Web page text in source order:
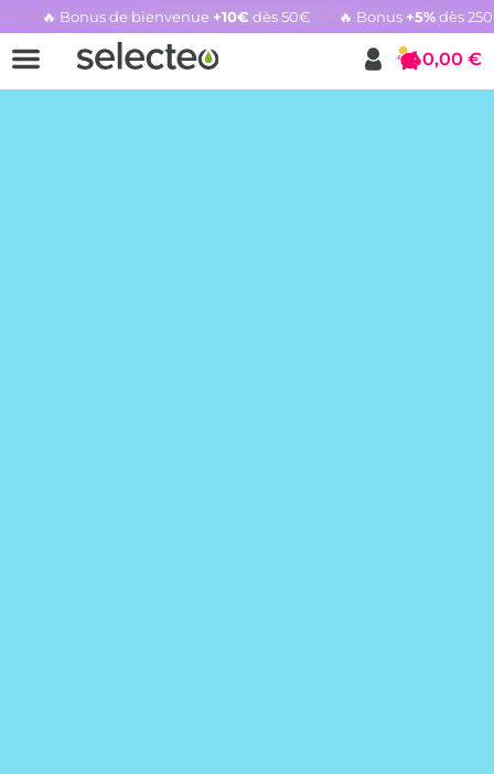
🔥 Bonus de bienvenue +10€ dès 50€ 🔥 Bonus +5%dès
Rachat cartouche vide, voir l'offre promotionnelle
Panier
0,00 €